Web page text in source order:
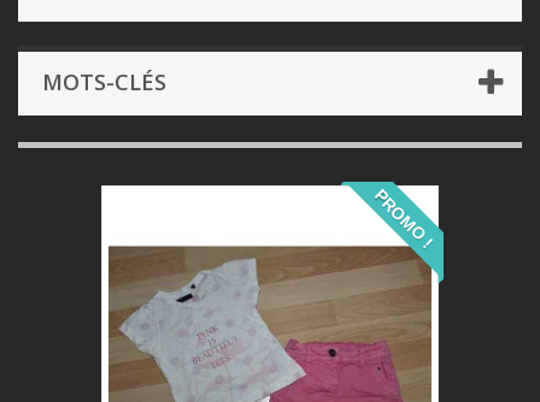
MOTS-CLÉS
PROMO !